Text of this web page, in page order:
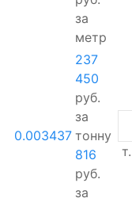
за
метр
0.003437
237
450
руб.
за
тонну
816
руб.
за
т.